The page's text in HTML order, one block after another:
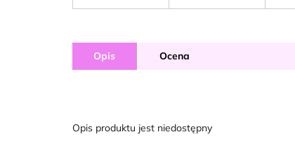
Opis Ocena
Opis produktu jest niedostępny